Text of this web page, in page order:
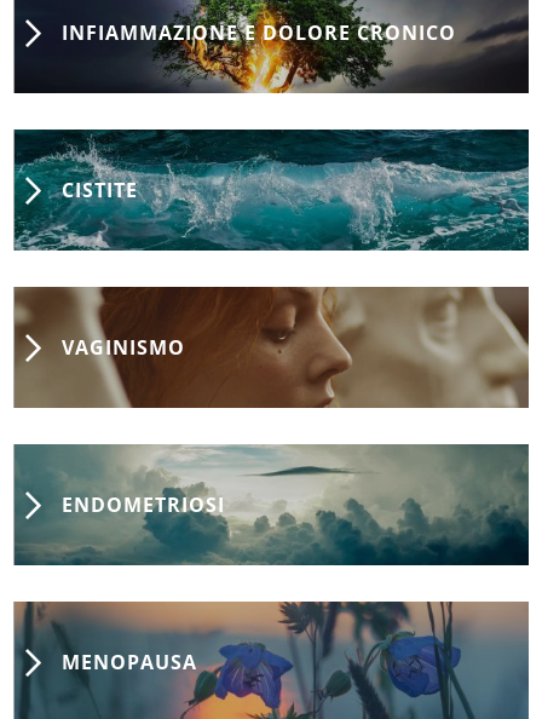
INFIAMMAZIONE E DOLORE CRONICO
CISTITE
VAGINISMO
ENDOMETRIOSI
MENOPAUSA